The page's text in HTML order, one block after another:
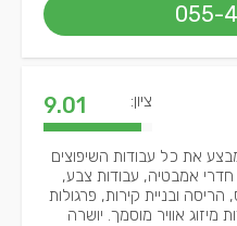
055-
ציון: 9.01
את כל עבודות השיפוצים
חדרי אמבטיה, עבודות צבע,
ובניית קירות, פרגולות
מיזוג אוויר מוסמך. יושרה